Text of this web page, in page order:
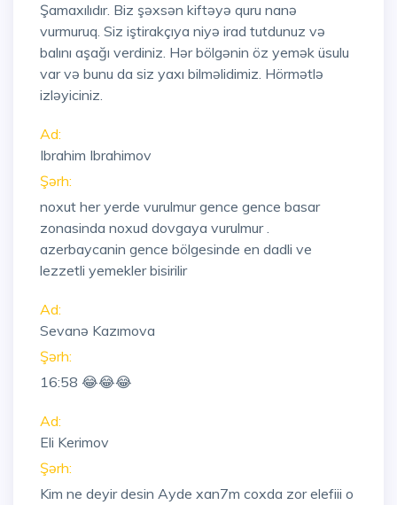
Şamaxılıdır. Biz şəxsən kiftəyə quru nanə
vurmuruq. Siz iştirakçıya niyə irad tutdunuz və
balını aşağı verdiniz. Hər bölgənin öz yemək üsulu
var və bunu da siz yaxı bilməlidimiz. Hörmətlə
izləyiciniz.
Ad:
Ibrahim Ibrahimov
Şərh:
noxut her yerde vurulmur gence gence basar
zonasinda noxud dovgaya vurulmur .
azerbaycanin gence bölgesinde en dadli ve
lezzetli yemekler bisirilir
Ad:
Sevanə Kazımova
Şərh:
16:58 😂😂😂
Ad:
Eli Kerimov
Şərh:
Kim ne deyir desin Ayde xan7m coxda zor elefiii o